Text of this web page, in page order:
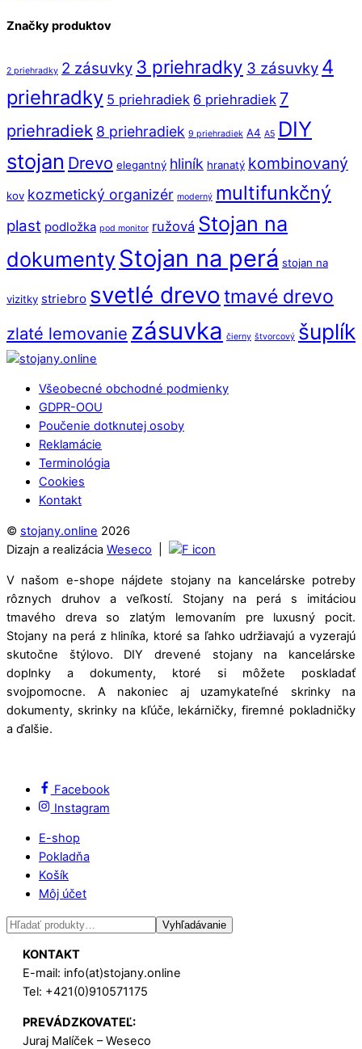
Značky produktov
2 priehradky 2 zásuvky 3 priehradky 3 zásuvky 4
priehradky 5 priehradiek 6 priehradiek 7
priehradiek 8 priehradiek 9 priehradiek A4 A5 DIY
stojan Drevo elegantný hliník hranatý kombinovaný
kov kozmetický organizér moderný multifunkčný
plast podložka pod monitor ružová Stojan na
dokumenty Stojan na perá stojan na
vizitky striebro svetlé drevotmavé drevo
zlaté lemovanie zásuvka čierny štvorcový šuplík
Back
Top
Všeobecné obchodné podmienky
GDPR-OOU
Poučenie dotknutej osoby
Reklamácie
Terminológia
Cookies
Kontakt
© stojany.online 2026
Dizajn a realizácia Weseco
V našom e-shope nájdete stojany na kancelárske potreby
rôznych druhov a veľkostí. Stojany na perá s imitáciou
tmavého dreva so zlatým lemovaním pre luxusný pocit.
Stojany na perá z hliníka, ktoré sa ľahko udržiavajú a vyzerajú
skutočne štýlovo. DIY drevené stojany na kancelárske
doplnky a dokumenty, ktoré si môžete poskladať
svojpomocne. A nakoniec aj uzamykateľné skrinky na
dokumenty, skrinky na kľúče, lekárničky, firemné pokladničky
a ďalšie.
Facebook
Instagram
E-shop
Pokladňa
Košík
Môj účet
Hľadať: Vyhľadávanie
KONTAKT
E-mail: info(at)stojany.online
Tel: +421(0)910571175
PREVÁDZKOVATEĽ:
Juraj Malíček – Weseco